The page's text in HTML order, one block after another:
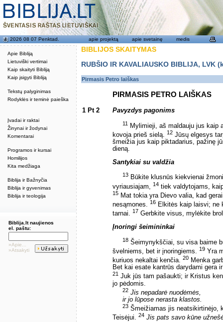
Apie Bibliją
Lietuviški vertimai
Kaip skaityti Bibliją
Kaip įsigyti Bibliją
Tekstų palyginimas
Rodyklės ir teminė paieška
Įvadai ir raktai
Žinynai ir žodynai
Komentarai
Programos ir kursai
Homilijos
Kita medžiaga
Biblija ir Bažnyčia
Biblija ir gyvenimas
Biblija ir teologija
2026 08 07 Penktad. apie projektą apie svetainę medis
Biblija.lt naujienos
el. paštu:
»Apie...
»Atsakyti
BIBLIJOS SKAITYMAS
RUBŠIO IR KAVALIAUSKO BIBLIJA,
Pirmasis Petro laiškas
PIRMASIS PETRO LAIŠKAS
1 Pt 2 Pavyzdys pagonims
11
Mylimieji, aš maldauju jus kaip
kovoja prieš sielą. 12 Jūsų elgesys
šmeižia jus kaip piktadarius, pažinę
dieną.
Santykiai su valdžia
13 Būkite klusnūs kiekvienai
vyriausiajam, 14 tiek valdytojams,
15 Mat tokia yra Dievo valia, kad
nesąmones. 16 Elkitės kaip laisvi; ne
tarnai. 17 Gerbkite visus, mylėkite
Įnoringi šeimininkai
18 Šeimynykščiai, su visa baime
švelniems, bet ir įnoringiems. 19 Yra
kuriuos nekaltai kenčia. 20 Menka
Bet kai esate kantrūs darydami gera
21 Juk jūs tam pašaukti; ir Kristus
jo pėdomis.
22 Jis nepadarė nuodėmės,
ir jo lūpose nerasta klastos.
23 Šmeižiamas jis neatsikirtinėjo,
Teisėjui. 24 Jis pats savo kūne